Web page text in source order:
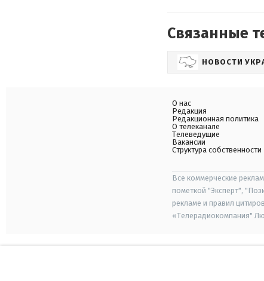
Связанные
НОВОСТИ
О нас
Редакция
Редакционная политика
О телеканале
Телеведущие
Вакансии
Структура собственности
Все коммерческие
пометкой "Эксперт",
рекламе и правил
«Телерадиокомпания"